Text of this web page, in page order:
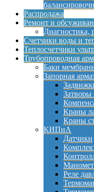
Распродажа
Ремонт и
Диагностика,
Счетчики воды и
Теплосчетчики
Трубопроводная
Баки
Запорная
Затворы
Краны
Краны
КИПиА
Датчики
Реле